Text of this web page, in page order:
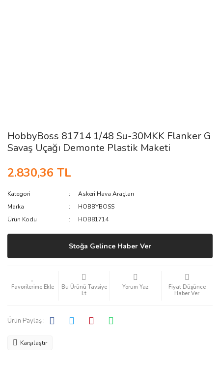
HobbyBoss 81714 1/48 Su-30MKK Flanker G
Savaş Uçağı Demonte Plastik Maketi
2.830,36 TL
Kategori
Askeri Hava Araçları
Marka
HOBBYBOSS
Ürün Kodu
HOB81714
Stoğa Gelince Haber Ver
Bu Ürünü Tavsiye
Et
Yorum Yaz
Fiyat Düşünce
Haber Ver
Ürün Paylaş :
Karşılaştır